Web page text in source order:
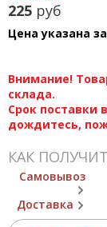
225 руб
Цена указана
Внимание!
склада.
Срок поставки
дождитесь,
КАК
Самовывоз
Доставка